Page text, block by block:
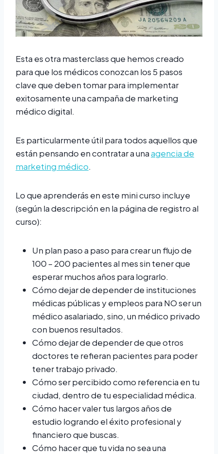
Esta es otra masterclass que hemos creado
para que los médicos conozcan los 5 pasos
clave que deben tomar para implementar
exitosamente una campaña de marketing
médico digital.
Es particularmente útil para todos aquellos que
están pensando en contratar a unaagencia de
marketing médico.
Lo que aprenderás en este mini curso incluye
(según la descripción en la página de registro al
curso):
Un plan paso a paso para crear un flujo de
100 – 200 pacientes al mes sin tener que
esperar muchos años para lograrlo.
Cómo dejar de depender de instituciones
médicas públicas y empleos para NO ser un
médico asalariado, sino, un médico privado
con buenos resultados.
Cómo dejar de depender de que otros
doctores te refieran pacientes para poder
tener trabajo privado.
Cómo ser percibido como referencia en tu
ciudad, dentro de tu especialidad médica.
Cómo hacer valer tus largos años de
estudio logrando el éxito profesional y
financiero que buscas.
Cómo hacer que tu vida no sea una